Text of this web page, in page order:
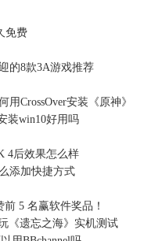
免费
的8款3A游戏推荐
CrossOver安装《原神》
装win10好用吗
4后效果怎么样
添加快捷方式
5 名赢软件奖品！
《遗忘之海》实机测试